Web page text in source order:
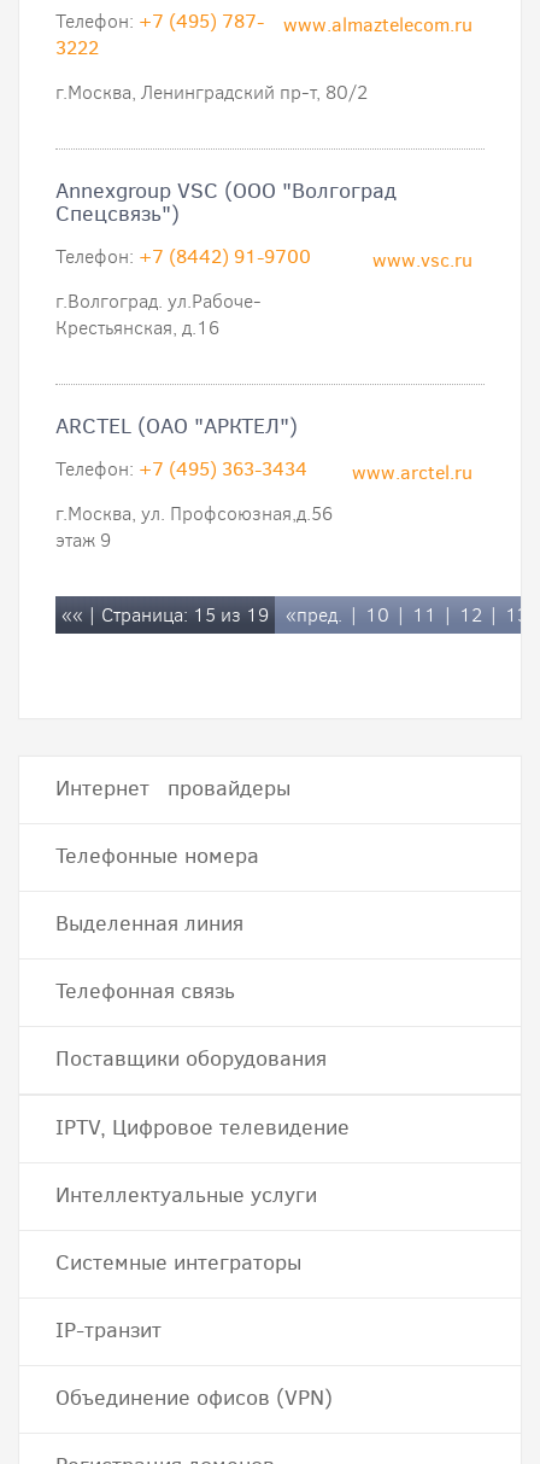
www.almaztelecom.ru
Телефон: +7 (495) 787-
3222
г.Москва, Ленинградский пр-т, 80/2
Annexgroup VSC (ООО "Волгоград
Спецсвязь")
www.vsc.ru
Телефон: +7 (8442) 91-9700
г.Волгоград. ул.Рабоче-
Крестьянская, д.16
ARCTEL (ОАО "АРКТЕЛ")
www.arctel.ru
Телефон: +7 (495) 363-3434
г.Москва, ул. Профсоюзная,д.56
этаж 9
«« | Страница: 15 из 19 «пред. | 10 | 11 | 12 | 13
Интернет провайдеры
Телефонные номера
Выделенная линия
Телефонная связь
Поставщики оборудования
IPTV, Цифровое телевидение
Интеллектуальные услуги
Системные интеграторы
IP-транзит
Объединение офисов (VPN)